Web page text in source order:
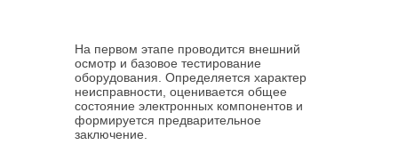
На первом этапе проводится внешний
осмотр и базовое тестирование
оборудования. Определяется характер
неисправности, оценивается общее
состояние электронных компонентов и
формируется предварительное
заключение.